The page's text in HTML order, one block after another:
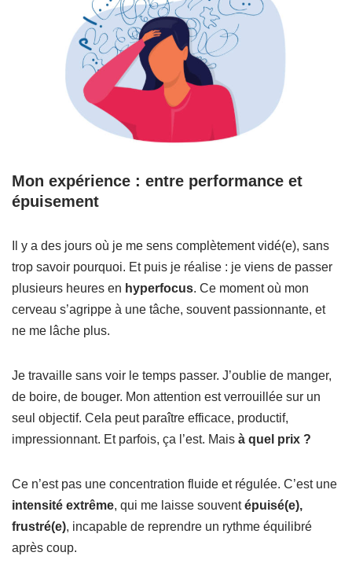
Mon expérience : entre performance et
épuisement
Il y a des jours où je me sens complètement vidé(e), sans
trop savoir pourquoi. Et puis je réalise : je viens de passer
plusieurs heures en hyperfocus. Ce moment où mon
cerveau s’agrippe à une tâche, souvent passionnante, et
ne me lâche plus.
Je travaille sans voir le temps passer. J’oublie de manger,
de boire, de bouger. Mon attention est verrouillée sur un
seul objectif. Cela peut paraître efficace, productif,
impressionnant. Et parfois, ça l’est. Mais à quel prix ?
Ce n’est pas une concentration fluide et régulée. C’est une
intensité extrême, qui me laisse souventépuisé(e),
frustré(e), incapable de reprendre un rythme équilibré
après coup.